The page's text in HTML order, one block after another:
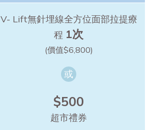
V- Lift無針埋線全方位面部拉提療
程 1次
(價值$6,800)
或
$500
超市禮券